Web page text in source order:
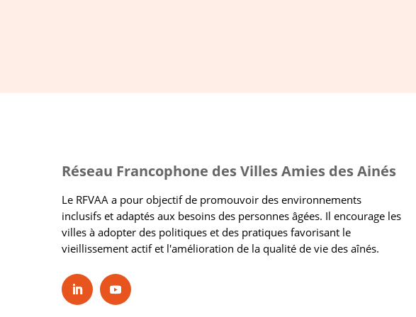
Réseau Francophone des Villes Amies des Ainés
Le RFVAA a pour objectif de promouvoir des environnements
inclusifs et adaptés aux besoins des personnes âgées. Il encourage les
villes à adopter des politiques et des pratiques favorisant le
vieillissement actif et l'amélioration de la qualité de vie des aînés.